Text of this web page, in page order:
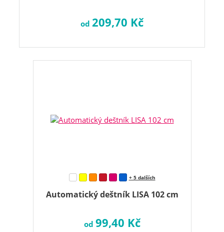
od 209,70 Kč
Automatický deštník LISA 102 cm
+ 5 dalších
od 99,40 Kč